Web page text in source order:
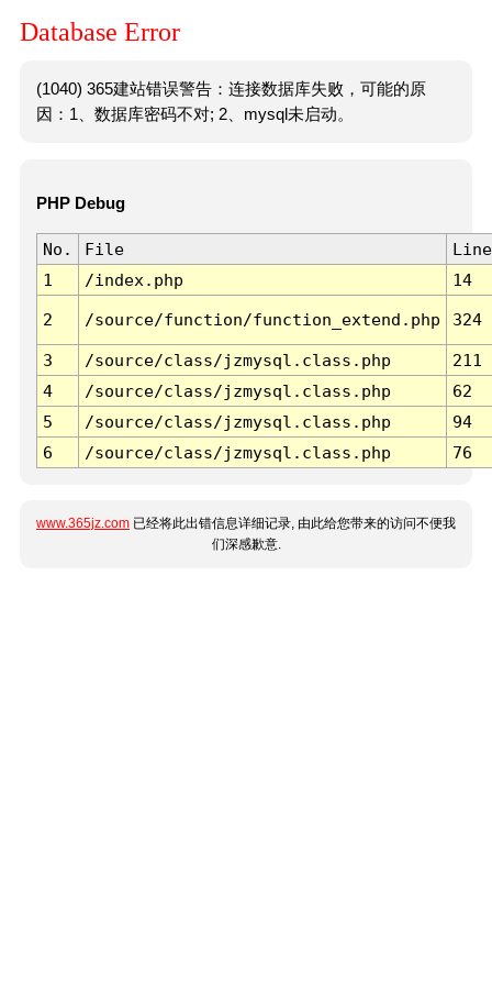
Database Error
(1040) 365建站错误警告：连接数据库失败，可能的原
因：1、数据库密码不对; 2、mysql未启动。
PHP Debug
No. File
Line
1
/index.php 14
2 /source/function/function_extend.php 324
3 /source/class/jzmysql.class.php
211
4
/source/class/jzmysql.class.php
62
5
/source/class/jzmysql.class.php
94
6
/source/class/jzmysql.class.php 76
www.365jz.com 已经将此出错信息详细记录, 由此给您带来的访问不便我
们深感歉意.